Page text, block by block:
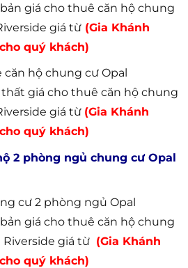
giá cho thuê căn hộ chung
giá từ (Gia Khánh
quý khách)
hộ chung cư Opal
giá cho thuê căn hộ chung
giá từ (Gia Khánh
quý khách)
2 phòng ngủ chung cư Opal
cư 2 phòng ngủ Opal
giá cho thuê căn hộ chung
giá từ (Gia Khánh
quý khách)